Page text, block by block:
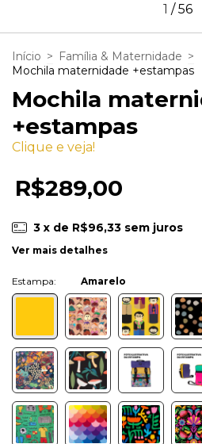
1 /56
Início > Família & Maternidade >
Mochila maternidade +estampas
Mochila
+estampas
Clique e veja!
R$289,00
3 x de R$96,33 sem juros
Ver mais detalhes
Amarelo